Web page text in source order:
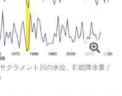
クラメント川の水位、E:総降水量 /